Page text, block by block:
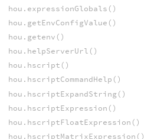
hou.expressionGlobals()
hou.getEnvConfigValue()
hou.getenv()
hou.helpServerUrl()
hou.hscript()
hou.hscriptCommandHelp()
hou.hscriptExpandString()
hou.hscriptExpression()
hou.hscriptFloatExpression()
hou.hscriptMatrixExpression()